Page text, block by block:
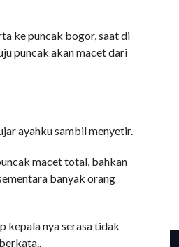
ke puncak bogor, saat di
puncak akan macet dari
ayahku sambil menyetir.
macet total, bahkan
banyak orang
kepala nya serasa tidak